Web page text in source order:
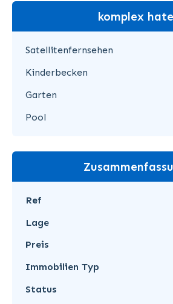
komplex hate
Satellitenfernsehen
Kinderbecken
Garten
Pool
Ref
Lage
Preis
Immobilien Typ
Status